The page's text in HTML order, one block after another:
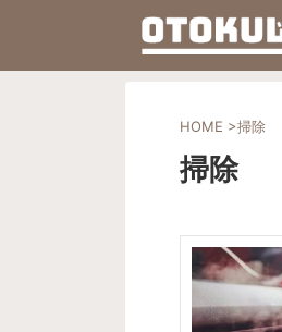
HOME >掃除
掃除